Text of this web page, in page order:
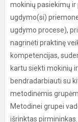
mokinių pasiekimų
ugdymo(si)
ugdymo procese),
nagrinėti praktinę
kompetencijas,
kartu siekti mokinių
bendradarbiauti su
metodinėmis
Metodinei grupei
išrinktas pirmininkas.